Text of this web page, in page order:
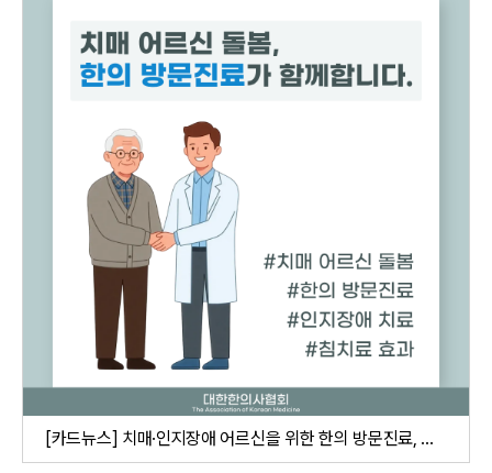
[카드뉴스] 치매·인지장애 어르신을 위한 한의 방문진료, 집에서 ...